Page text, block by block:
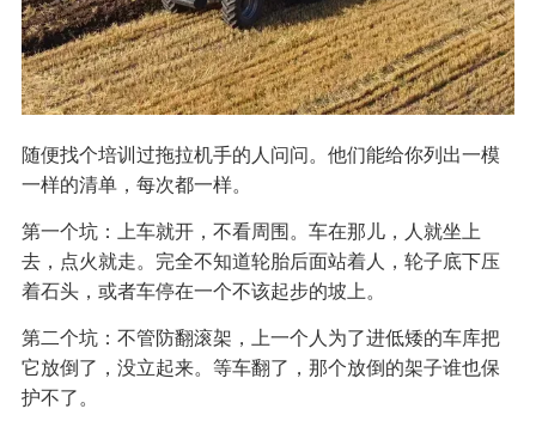
随便找个培训过拖拉机手的人问问。他们能给你列出一模
一样的清单，每次都一样。
第一个坑：上车就开，不看周围。车在那儿，人就坐上
去，点火就走。完全不知道轮胎后面站着人，轮子底下压
着石头，或者车停在一个不该起步的坡上。
第二个坑：不管防翻滚架，上一个人为了进低矮的车库把
它放倒了，没立起来。等车翻了，那个放倒的架子谁也保
护不了。